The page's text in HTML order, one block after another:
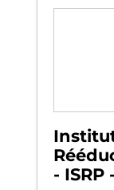
- ISRP